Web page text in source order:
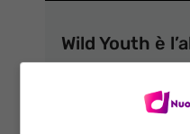
Wild Youth è
Steve
streaming